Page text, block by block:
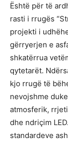
Është për të
rasti i rrugës
projekti i
gërryerjen e
shkatërrua
qytetarët.
kjo rrugë të
nevojshme
atmosferik,
dhe ndriçim
standardeve